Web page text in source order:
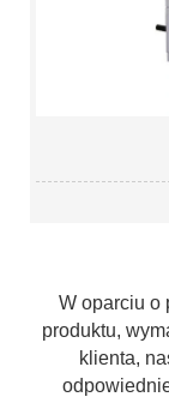
W oparciu o
produktu,
klienta,